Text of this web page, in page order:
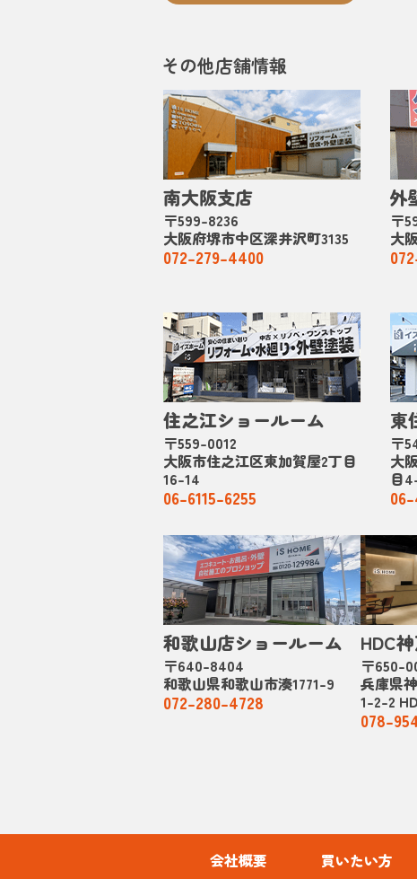
その他店舗情報
南大阪支店
〒599-8236
大阪府堺市中区深井沢町3135
072-279-4400
外
〒
大
住之江ショールーム
〒559-0012
大阪市住之江区東加賀屋2丁目
16-14
06-6115-6255
東
〒
大
目
和歌山店ショールーム
〒640-8404
和歌山県和歌山市湊1771-9
072-280-4728
HDC
〒650-
兵庫県
1-2-2
078-
会社概要 買いたい方